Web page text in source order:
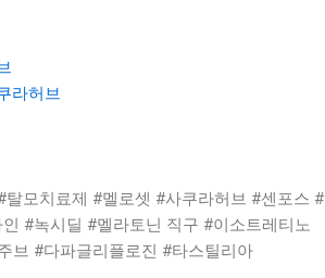
라허브
모치료제 #멜로셋 #사쿠라허브 #센포스 #
#녹시딜 #멜라토닌 직구 #이소트레티노
브 #다파글리플로진 #타스틸리아